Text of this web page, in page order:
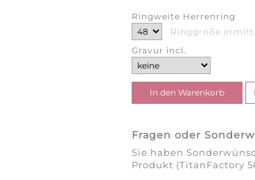
Ringweite Herrenring
Ringgröße
Gravur incl.
Fragen oder
Sie haben
Produkt (TitanFactory